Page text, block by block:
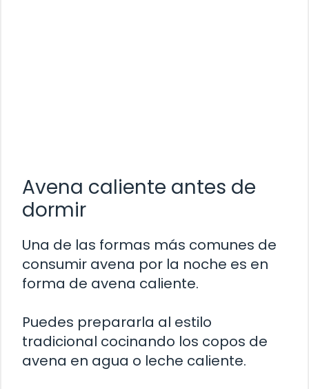
Avena caliente antes de
dormir
Una de las formas más comunes de
consumir avena por la noche es en
forma de avena caliente.
Puedes prepararla al estilo
tradicional cocinando los copos de
avena en agua o leche caliente.